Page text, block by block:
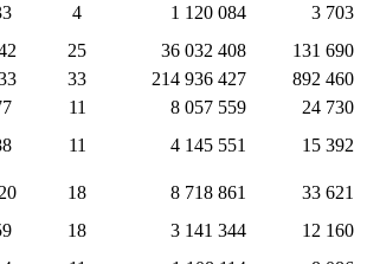
4 1 120 084
3 703
25 36 032 408
131 690
33 214 936 427
892 460
11 8 057 559
24 730
11 4 145 551 15 392
18 8 718 861
33 621
18 3 141 344
12 160